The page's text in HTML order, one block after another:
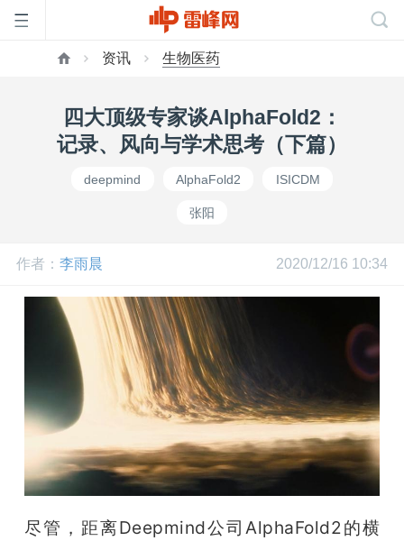
页
网
课
资讯 生物医药
四大顶级专家谈AlphaFold2：
记录、风向与学术思考（下篇）
deepmind AlphaFold2 ISICDM
张阳
作者： 李雨晨 2020/12/16 10:34
尽管，距离Deepmind公司AlphaFold2的横